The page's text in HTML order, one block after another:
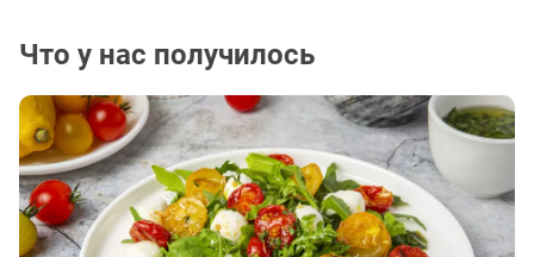
Что у нас получилось